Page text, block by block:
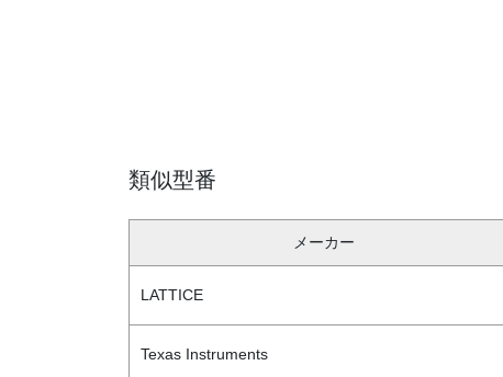
類似型番
メーカー
LATTICE
Texas Instruments